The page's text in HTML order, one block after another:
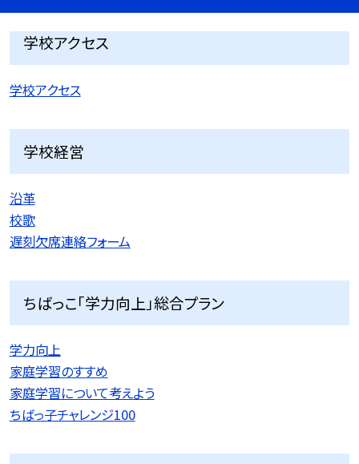
学校アクセス
学校アクセス
学校経営
沿革
校歌
遅刻欠席連絡フォーム
ちばっこ「学力向上」総合プラン
学力向上
家庭学習のすすめ
家庭学習について考えよう
ちばっ子チャレンジ100